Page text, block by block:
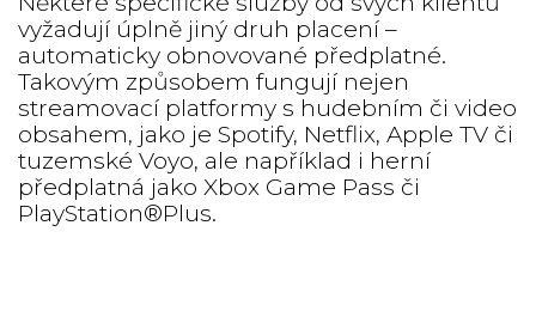
vyžadují úplně jiný druh placení –
automaticky obnovované předplatné.
Takovým způsobem fungují nejen
streamovací platformy s hudebním či video
obsahem, jako je Spotify, Netflix, Apple TV či
tuzemské Voyo, ale například i herní
předplatná jako Xbox Game Pass či
PlayStation®Plus.